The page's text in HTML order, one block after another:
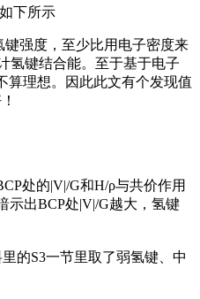
下所示
键强度，至少比用电子密度来
氢键结合能。至于基于电子
算理想。因此此文有个发现值
处的|V|/G和H/ρ与共价作用
示出BCP处|V|/G越大，氢键
的S3一节里取了弱氢键、中